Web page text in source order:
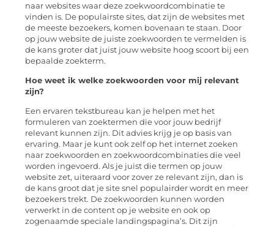
naar websites waar deze zoekwoordcombinatie te
vinden is. De populairste sites, dat zijn de websites met
de meeste bezoekers, komen bovenaan te staan. Door
op jouw website de juiste zoekwoorden te vermelden is
de kans groter dat juist jouw website hoog scoort bij een
bepaalde zoekterm.
Hoe weet ik welke zoekwoorden voor mij relevant
zijn?
Een ervaren tekstbureau kan je helpen met het
formuleren van zoektermen die voor jouw bedrijf
relevant kunnen zijn. Dit advies krijg je op basis van
ervaring. Maar je kunt ook zelf op het internet zoeken
naar zoekwoorden en zoekwoordcombinaties die veel
worden ingevoerd. Als je juist die termen op jouw
website zet, uiteraard voor zover ze relevant zijn, dan is
de kans groot dat je site snel populairder wordt en meer
bezoekers trekt. De zoekwoorden kunnen worden
verwerkt in de content op je website en ook op
zogenaamde speciale landingspagina’s. Dit zijn